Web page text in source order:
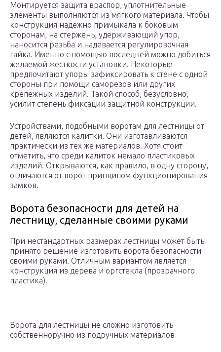
Монтируется защита враспор, уплотнительные
элементы выполняются из мягкого материала. Чтобы
конструкция надежно примыкала к боковым
сторонам, на стержень, удерживающий упор,
наносится резьба и надевается регулировочная
гайка. Именно с помощью последней можно добиться
желаемой жесткости установки. Некоторые
предпочитают упоры зафиксировать к стене с одной
стороны при помощи саморезов или других
крепежных изделий. Такой способ, безусловно,
усилит степень фиксации защитной конструкции.
Устройствами, подобными воротам для лестницы от
детей, являются калитки. Они изготавливаются
практически из тех же материалов. Хотя стоит
отметить, что среди калиток немало пластиковых
изделий. Открываются, как правило, в одну сторону,
отличаются от ворот принципом функционирования
замков.
Ворота безопасности для детей на
лестницу, сделанные своими руками
При нестандартных размерах лестницы может быть
принято решение изготовить ворота безопасности
своими руками. Отличным вариантом является
конструкция из дерева и оргстекла (прозрачного
пластика).
Ворота для лестницы не сложно изготовить
собственноручно из подручных материалов